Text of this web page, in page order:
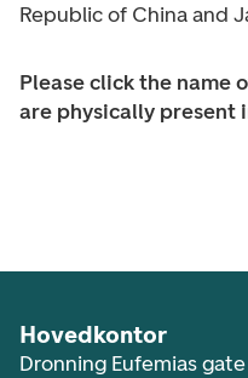
Republic of China and
Please click the name
are physically present
Hovedkontor
Dronning Eufemias